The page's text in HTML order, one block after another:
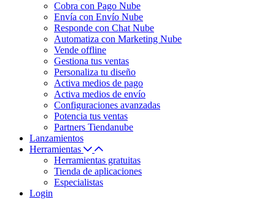
Cobra con Pago Nube
Envía con Envío Nube
Responde con Chat Nube
Automatiza con Marketing Nube
Vende offline
Gestiona tus ventas
Personaliza tu diseño
Activa medios de pago
Activa medios de envío
Configuraciones avanzadas
Potencia tus ventas
Partners Tiendanube
Lanzamientos
Herramientas
Herramientas gratuitas
Tienda de aplicaciones
Especialistas
Login